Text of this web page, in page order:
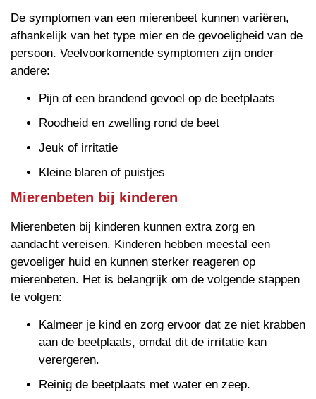
De symptomen van een mierenbeet kunnen variëren,
afhankelijk van het type mier en de gevoeligheid van de
persoon. Veelvoorkomende symptomen zijn onder
andere:
Pijn of een brandend gevoel op de beetplaats
Roodheid en zwelling rond de beet
Jeuk of irritatie
Kleine blaren of puistjes
Mierenbeten bij kinderen
Mierenbeten bij kinderen kunnen extra zorg en
aandacht vereisen. Kinderen hebben meestal een
gevoeliger huid en kunnen sterker reageren op
mierenbeten. Het is belangrijk om de volgende stappen
te volgen:
Kalmeer je kind en zorg ervoor dat ze niet krabben
aan de beetplaats, omdat dit de irritatie kan
verergeren.
Reinig de beetplaats met water en zeep.